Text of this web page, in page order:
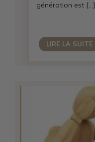
génération est […]
LIRE LA SUITE